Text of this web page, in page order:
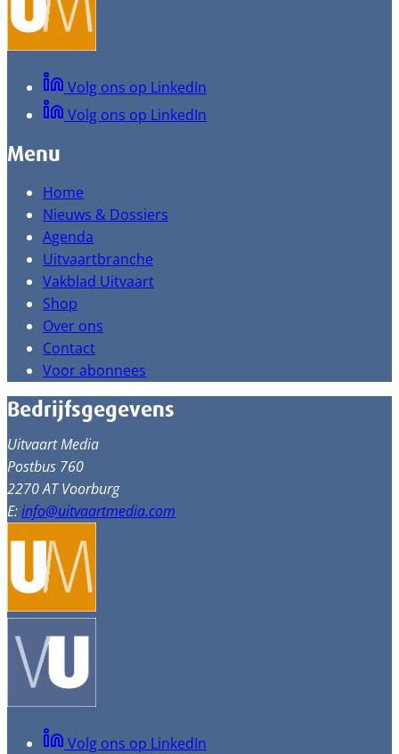
Volg ons op LinkedIn
Volg ons op LinkedIn
Menu
Home
Nieuws & Dossiers
Agenda
Uitvaartbranche
Vakblad Uitvaart
Shop
Over ons
Contact
Voor abonnees
Bedrijfsgegevens
Uitvaart Media
Postbus 760
2270 AT Voorburg
E:info@uitvaartmedia.com
Volg ons op LinkedIn